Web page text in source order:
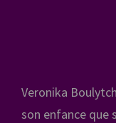
Veronika
son enfance que